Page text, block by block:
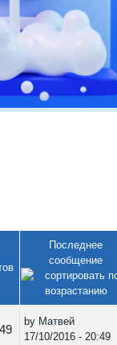
Последнее
сообщение
by Матвей
17/10/2016 - 20:49